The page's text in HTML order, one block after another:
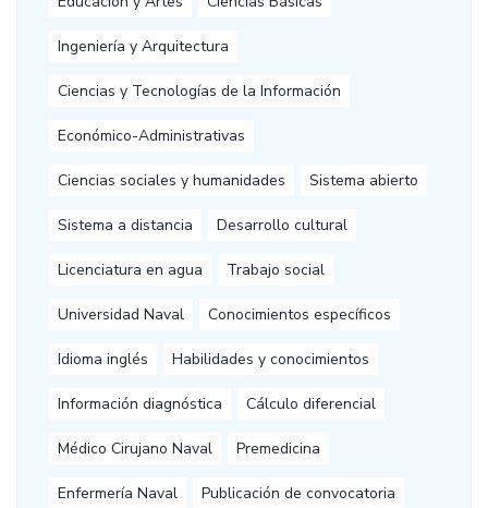
Ingeniería y Arquitectura
Ciencias y Tecnologías de la Información
Económico-Administrativas
Ciencias sociales y humanidades Sistema abierto
Sistema a distancia Desarrollo cultural
Licenciatura en agua Trabajo social
Universidad Naval Conocimientos específicos
Idioma inglés Habilidades y conocimientos
Información diagnóstica Cálculo diferencial
Médico Cirujano Naval Premedicina
Enfermería Naval Publicación de convocatoria